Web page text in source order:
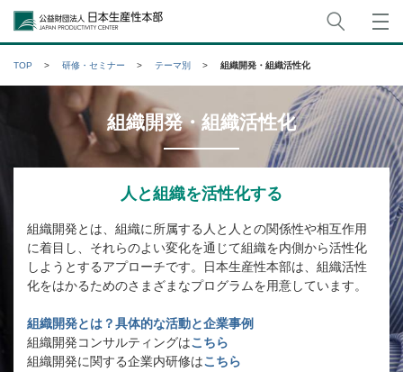
公益財団法人日本生産性本部
TOP 研修・セミナー テーマ別 組織開発・組織活性化
組織開発・組織活性化
人と組織を活性化する
組織開発とは、組織に所属する人と人との関係性や相互作用
に着目し、それらのよい変化を通じて組織を内側から活性化
しようとするアプローチです。日本生産性本部は、組織活性
化をはかるためのさまざまなプログラムを用意しています。
組織開発とは？具体的な活動と企業事例
組織開発コンサルティングはこちら
組織開発に関する企業内研修はこちら